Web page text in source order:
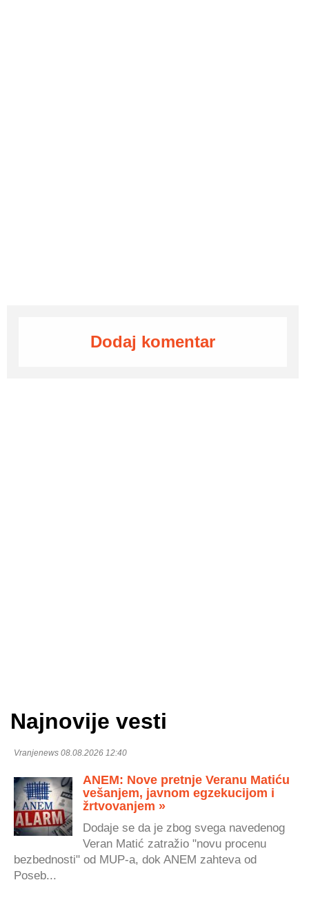
Dodaj komentar
Najnovije vesti
Vranjenews 08.08.2026 12:40
ANEM: Nove pretnje Veranu Matiću
vešanjem, javnom egzekucijom i
žrtvovanjem »
Dodaje se da je zbog svega navedenog
Veran Matić zatražio "novu procenu
bezbednosti" od MUP-a, dok ANEM zahteva od
Poseb...